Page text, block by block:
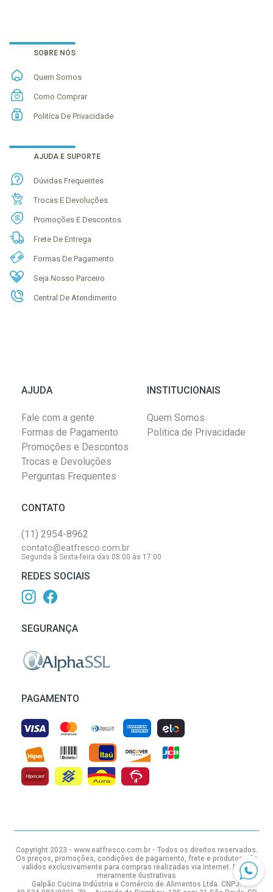
SOBRE NÓS
Quem Somos
Como Comprar
Politica De Privacidade
AJUDA E SUPORTE
Dúvidas Frequentes
Trocas E Devoluções
Promoções E Descontos
Frete De Entrega
Formas De Pagamento
Seja Nosso Parceiro
Central De Atendimento
AJUDA
Fale com a gente
Formas de Pagamento
Promoções e Descontos
Trocas e Devoluções
Perguntas Frequentes
INSTITUCIONAIS
Quem Somos
Politica de Privacidade
CONTATO
(11) 2954-8962
contato@eatfresco.com.br
Segunda à Sexta-feira das 08:00 às 17:00
REDES SOCIAIS
PAGAMENTO
SEGURANÇA
Copyright 2023 - www.eatfresco.com.br - Todos os direitos reservados.
Os preços, promoções, condições de pagamento, frete e produtos são
validos exclusivamente para compras realizadas via internet. Fotos
meramente ilustrativas
Galpão Cucina Indústria e Comércio de Alimentos Ltda. CNPJ: